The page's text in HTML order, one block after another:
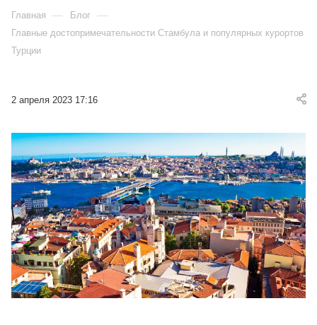
Главная — Блог —
Главные достопримечательности Стамбула и популярных курортов
Турции
2 апреля 2023 17:16